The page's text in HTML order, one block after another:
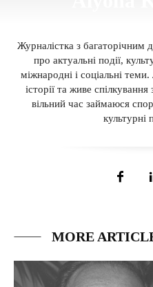
Журналістка з
про актуальні події,
міжнародні і соціальні
історії та живе
вільний час займаюся
культурні
MORE